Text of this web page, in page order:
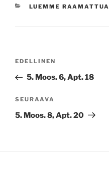
KATEGORIAT
LUEMME RAAMATTUA
Edellinen
artikkeli
EDELLINEN
5. Moos. 6, Apt. 18
Seuraava
artikkeli
SEURAAVA
5. Moos. 8, Apt. 20